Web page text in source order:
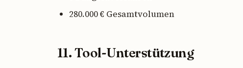
280.000 € Gesamtvolumen
11. Tool-Unterstützung